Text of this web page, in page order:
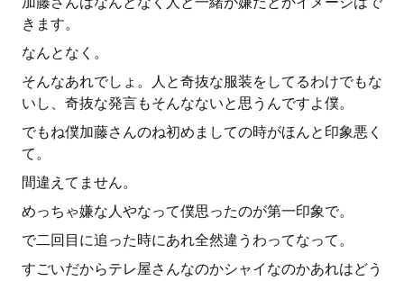
きます。
なんとなく。
そんなあれでしょ。人と奇抜な服装をしてるわけでもな
いし、奇抜な発言もそんなないと思うんですよ僕。
でもね僕加藤さんのね初めましての時がほんと印象悪く
て。
間違えてません。
めっちゃ嫌な人やなって僕思ったのが第一印象で。
で二回目に追った時にあれ全然違うわってなって。
すごいだからテレ屋さんなのかシャイなのかあれはどう